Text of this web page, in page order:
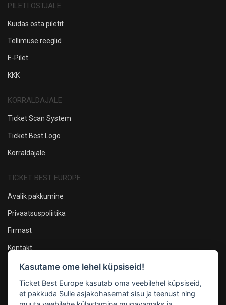
PILETI OSTJALE
Kuidas osta piletit
Tellimuse reeglid
E-Pilet
KKK
KORRALDAJALE
Ticket Scan System
Ticket Best Logo
Korraldajale
TICKET BEST EUROPE
Avalik pakkumine
Privaatsuspoliitika
Firmast
Kontakt
Oleme sotsiaalmeedias
Kasutame ome lehel küpsiseid!
Ticket Best Europe kasutab oma veebilehel küpsiseid,
et pakkuda Sulle asjakohasemat sisu ja teenust ning